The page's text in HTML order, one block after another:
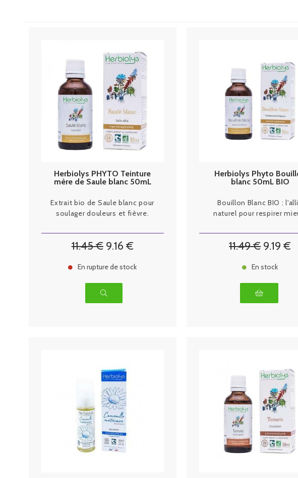
Herbiolys PHYTO Teinture
mère de Saule blanc 50mL
Extrait bio de Saule blanc pour
soulager douleurs et fièvre.
11.45€ 9.16 €
En rupture de stock
Herbiolys Phyto
blanc 50mL BIO
Bouillon Blanc BIO :
naturel pour respirer
11.49€ 9.19 €
En stock